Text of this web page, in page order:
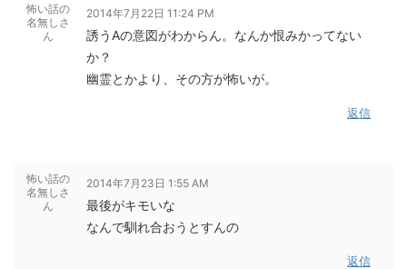
怖い話の
名無しさ
ん
2014年7月22日 11:24 PM
誘うAの意図がわからん。なんか恨みかってない
か？
幽霊とかより、その方が怖いが。
返信
怖い話の
名無しさ
ん
2014年7月23日 1:55 AM
最後がキモいな
なんで馴れ合おうとすんの
返信